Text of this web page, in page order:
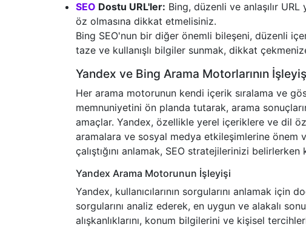
SEO Dostu URL'ler: Bing, düzenli ve anlaşılır
öz olmasına dikkat etmelisiniz.
Bing SEO'nun bir diğer önemli bileşeni, düzenli
taze ve kullanışlı bilgiler sunmak, dikkat
Yandex ve Bing Arama Motorlarının
Her arama motorunun kendi içerik sıralama ve
memnuniyetini ön planda tutarak, arama
amaçlar. Yandex, özellikle yerel içeriklere ve dil
aramalara ve sosyal medya etkileşimlerine önem
çalıştığını anlamak, SEO stratejilerinizi
Yandex Arama Motorunun İşleyişi
Yandex, kullanıcılarının sorgularını anlamak
sorgularını analiz ederek, en uygun ve alakalı
alışkanlıklarını, konum bilgilerini ve kişisel